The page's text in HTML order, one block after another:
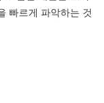
빠르게 파악하는 것